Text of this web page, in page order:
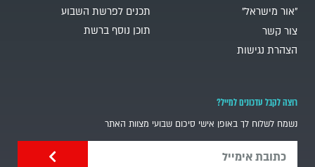
"אור מישראל"
צור קשר
הצהרת נגישות
תכנים לפרשת השבוע
תוכן נוסף ברשת
רוצה לקבל עדכונים למייל?
נשמח לשלוח לך באופן אישי סיכום שבועי מצוות האתר